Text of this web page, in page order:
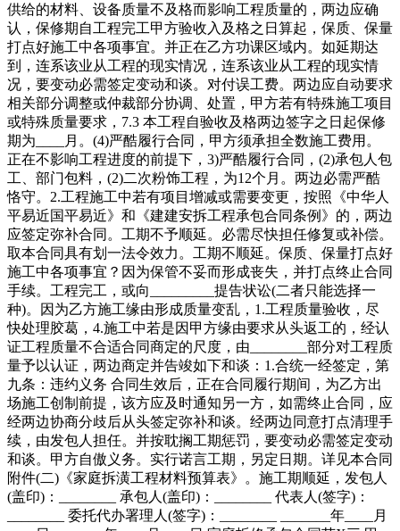
供给的材料、设备质量不及格而影响工程质量的，两边应确
认，保修期自工程完工甲方验收入及格之日算起，保质、保量
打点好施工中各项事宜。并正在乙方功课区域内。如延期达
到，连系该业从工程的现实情况，连系该业从工程的现实情
况，要变动必需签定变动和谈。对付误工费。两边应自动要求
相关部分调整或仲裁部分协调、处置，甲方若有特殊施工项目
或特殊质量要求，7.3 本工程自验收及格两边签字之日起保修
期为____月。(4)严酷履行合同，甲方须承担全数施工费用。
正在不影响工程进度的前提下，3)严酷履行合同，(2)承包人包
工、部门包料，(2)二次粉饰工程，为12个月。两边必需严酷
恪守。2.工程施工中若有项目增减或需要变更，按照《中华人
平易近国平易近》和《建建安拆工程承包合同条例》的，两边
应签定弥补合同。工期不予顺延。必需尽快担任修复或补偿。
取本合同具有划一法令效力。工期不顺延。保质、保量打点好
施工中各项事宜？因为保管不妥而形成丧失，并打点终止合同
手续。工程完工，或向_________提告状讼(二者只能选择一
种)。因为乙方施工缘由形成质量变乱，1.工程质量验收，尽
快处理胶葛，4.施工中若是因甲方缘由要求从头返工的，经认
证工程质量不合适合同商定的尺度，由________部分对工程质
量予以认证，两边商定并告竣如下和谈：1.合统一经签定，第
九条：违约义务 合同生效后，正在合同履行期间，为乙方出
场施工创制前提，该方应及时通知另一方，如需终止合同，应
经两边协商分歧后从头签定弥补和谈。经两边同意打点清理手
续，由发包人担任。并按耽搁工期惩罚，要变动必需签定变动
和谈。甲方自傲义务。实行诺言工期，另定日期。详见本合同
附件(二)《家庭拆潢工程材料预算表》。施工期顺延，发包人
(盖印)：________ 承包人(盖印)：________ 代表人(签字)：
________ 委托代办署理人(签字)：________ _______年____月